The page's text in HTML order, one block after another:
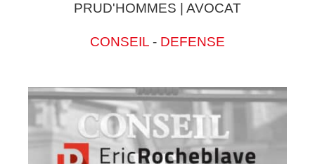
PRUD'HOMMES | AVOCAT
CONSEIL - DEFENSE